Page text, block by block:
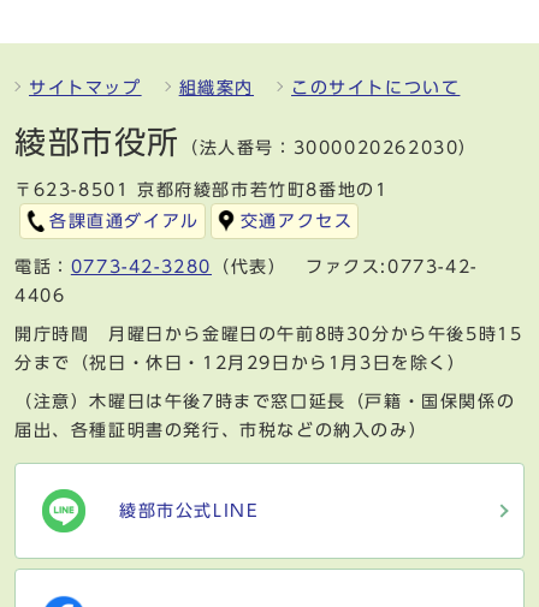
サイトマップ 組織案内 このサイトについて
綾部市役所 （法人番号：3000020262030）
〒623-8501 京都府綾部市若竹町8番地の1
各課直通ダイアル
交通アクセス
電話： 0773-42-3280
（代表） ファクス:0773-42-
4406
開庁時間 月曜日から金曜日の午前8時30分から午後5時15
分まで（祝日・休日・12月29日から1月3日を除く）
（注意）木曜日は午後7時まで窓口延長（戸籍・国保関係の
届出、各種証明書の発行、市税などの納入のみ）
綾部市公式LINE